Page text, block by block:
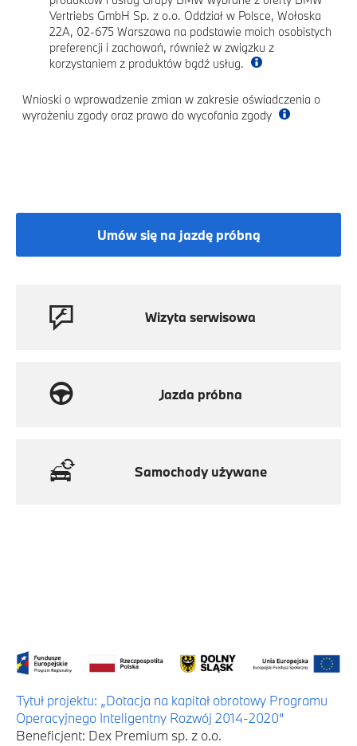
Vertriebs GmbH Sp. z o.o. Oddział w Polsce, Wołoska
22A, 02-675 Warszawa na podstawie moich osobistych
preferencji i zachowań, również w związku z
korzystaniem z produktów bądź usług.
Wnioski o wprowadzenie zmian w zakresie oświadczenia o
wyrażeniu zgody oraz prawo do wycofania zgody
Umów się na jazdę próbną
Wizyta serwisowa
Jazda próbna
Samochody używane
Tytuł projektu: „Dotacja na kapitał obrotowy Programu
Operacyjnego Inteligentny Rozwój 2014-2020”
Beneficjent: Dex Premium sp. z o.o.